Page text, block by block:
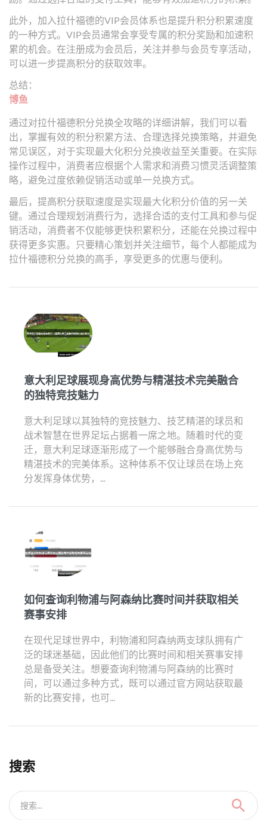
此外，加入拉什福德的VIP会员体系也是提升积分积累速度
的一种方式。VIP会员通常会享受专属的积分奖励和加速积
累的机会。在注册成为会员后，关注并参与会员专享活动，
可以进一步提高积分的获取效率。
总结：
博鱼
通过对拉什福德积分兑换全攻略的详细讲解，我们可以看
出，掌握有效的积分积累方法、合理选择兑换策略，并避免
常见误区，对于实现最大化积分兑换收益至关重要。在实际
操作过程中，消费者应根据个人需求和消费习惯灵活调整策
略，避免过度依赖促销活动或单一兑换方式。
最后，提高积分获取速度是实现最大化积分价值的另一关
键。通过合理规划消费行为，选择合适的支付工具和参与促
销活动，消费者不仅能够更快积累积分，还能在兑换过程中
获得更多实惠。只要精心策划并关注细节，每个人都能成为
拉什福德积分兑换的高手，享受更多的优惠与便利。
意大利足球展现身高优势与精湛技术完美融合
的独特竞技魅力
意大利足球以其独特的竞技魅力、技艺精湛的球员和
战术智慧在世界足坛占据着一席之地。随着时代的变
迁，意大利足球逐渐形成了一个能够融合身高优势与
精湛技术的完美体系。这种体系不仅让球员在场上充
分发挥身体优势，...
如何查询利物浦与阿森纳比赛时间并获取相关
赛事安排
在现代足球世界中，利物浦和阿森纳两支球队拥有广
泛的球迷基础，因此他们的比赛时间和相关赛事安排
总是备受关注。想要查询利物浦与阿森纳的比赛时
间，可以通过多种方式，既可以通过官方网站获取最
新的比赛安排，也可...
搜索
搜索...